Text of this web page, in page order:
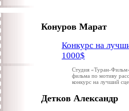
Конуров Марат
Конкурс на
1000$
Студия «Туран-
фильма по мотиву
конкурс на лучший
Детков Александр